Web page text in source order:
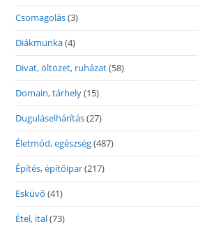
Csomagolás(3)
Diákmunka(4)
Divat, öltözet, ruházat(58)
Domain, tárhely(15)
Duguláselhárítás(27)
Életmód, egészség(487)
Építés, építőipar(217)
Esküvő (41)
Étel, ital(73)